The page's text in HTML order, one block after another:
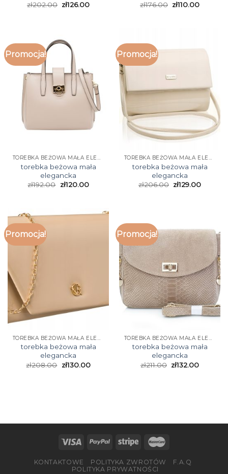
zł202.00 zł126.00
zł176.00 zł110.00
Promocja!
TOREBKA BEŻOWA MAŁA ELEGANCKA
torebka beżowa mała
elegancka
zł192.00 zł120.00
Promocja!
TOREBKA BEŻOWA MAŁA ELEGANCKA
torebka beżowa mała
elegancka
zł206.00 zł129.00
Promocja!
torebka beżowa mała
elegancka
zł208.00 zł130.00
Promocja!
torebka beżowa mała
elegancka
zł211.00 zł132.00
KONTAKTOWE POLITYKA ZWROTÓW
F.A.Q
POLITYKA PRYWATNOŚCI